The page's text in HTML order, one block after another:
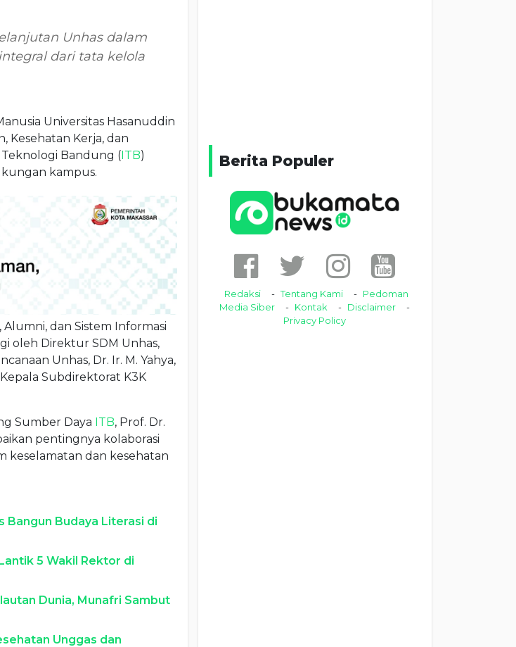
Unhas dalam
dari tata kelola
Universitas Hasanuddin
Kesehatan Kerja, dan
Bandung (ITB)
kampus.
dan Sistem Informasi
oleh Direktur SDM Unhas,
Unhas, Dr. Ir. M. Yahya,
Kepala Subdirektorat K3K
Sumber Daya ITB, Prof. Dr.
pentingnya kolaborasi
keselamatan dan kesehatan
Bangun Budaya Literasi di
5 Wakil Rektor di
Dunia, Munafri Sambut
Unggas dan
Berita Populer
Redaksi Tentang Kami
Pedoman
Media Siber
Kontak
Disclaimer
Privacy Policy